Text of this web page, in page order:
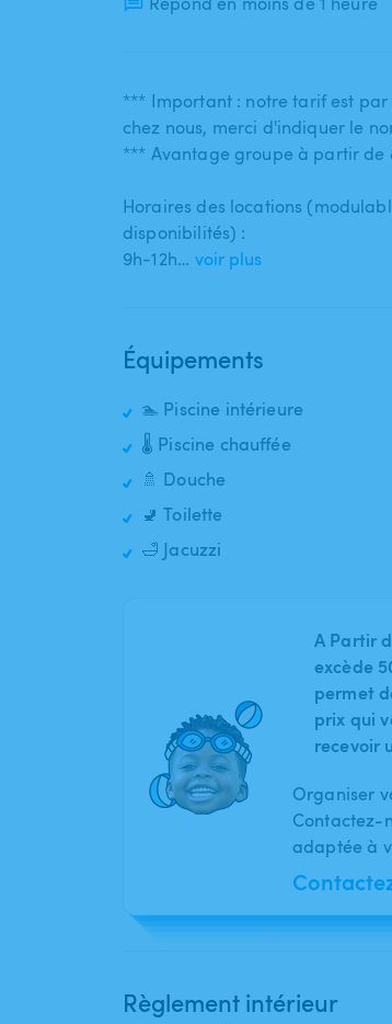
*** Important : notre tarif est
chez nous​,​ merci d'indiquer le
*** Avantage groupe à partir de
Horaires des locations
disponibilités) :
9h-12h… voir plus
Équipements
🏊 Piscine intérieure
🌡️ Piscine chauffée
🚿 Douche
🚽 Toilette
🛁 Jacuzzi
A Partir
excède
permet
prix qui
recevoir
Organiser
Contactez-
adaptée à
Règlement intérieur